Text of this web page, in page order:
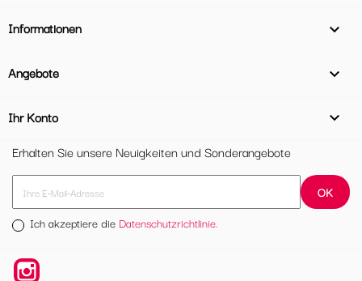
Informationen 
Angebote 
Ihr Konto

Erhalten Sie unsere Neuigkeiten und Sonderangebote
Ich akzeptiere die Datenschutzrichtlinie.